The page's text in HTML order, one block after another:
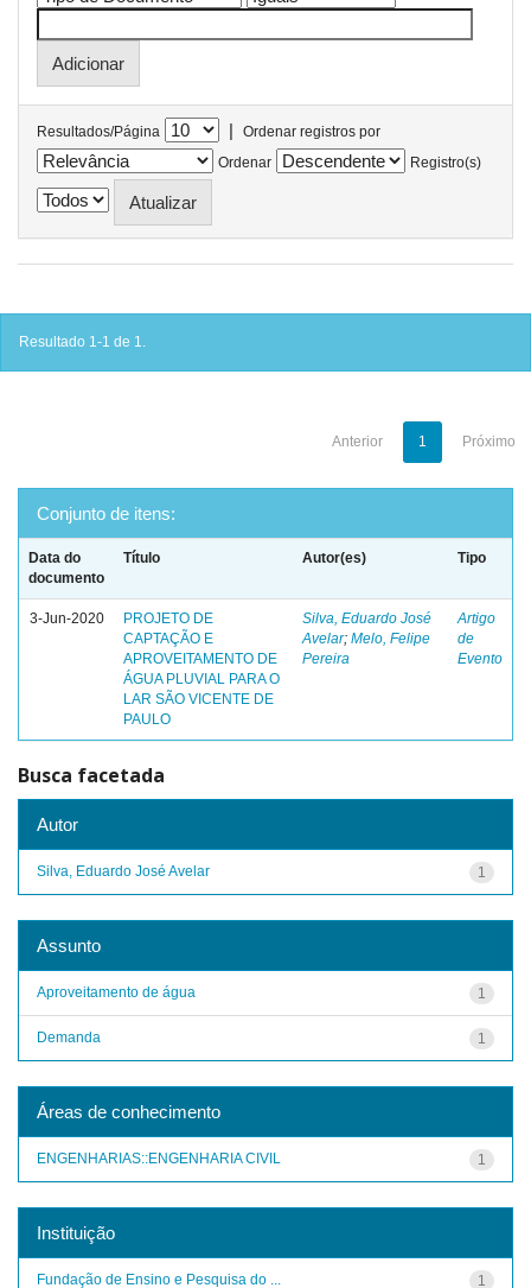
Resultados/Página |
Ordenar registros por
Ordenar
Registro(s)
Resultado 1-1 de 1.
Anterior 1 Próximo
Conjunto de itens:
Data do
documento
Título Autor(es) Tipo
3-Jun-2020
PROJETO DE
CAPTAÇÃO E
APROVEITAMENTO DE
ÁGUA PLUVIAL PARA O
LAR SÃO VICENTE DE
PAULO
Silva, Eduardo José
Avelar; Melo, Felipe
Pereira
Artigo
de
Evento
Busca facetada
Autor
1
Silva, Eduardo José Avelar
Assunto
1
Aproveitamento de água
1
Demanda
Áreas de conhecimento
1
ENGENHARIAS::ENGENHARIA CIVIL
Instituição
1
Fundação de Ensino e Pesquisa do ...